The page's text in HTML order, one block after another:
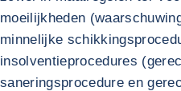
moeilijkheden
minnelijke
insolventieprocedures
saneringsprocedure en